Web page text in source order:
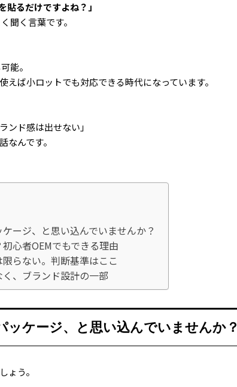
貼るだけですよね？」
聞く言葉です。
能。
えば小ロットでも対応できる時代になっています。
ンド感は出せない」
なんです。
ージ、と思い込んでいませんか？
心者OEMでもできる理由
らない。判断基準はここ
、ブランド設計の一部
ッケージ、と思い込んでいませんか？
ょう。